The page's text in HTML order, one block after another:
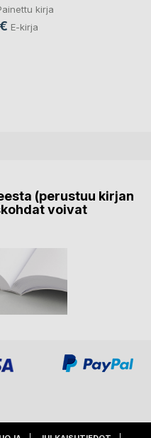
kirja
E-kirja
(perustuu kirjan
voivat